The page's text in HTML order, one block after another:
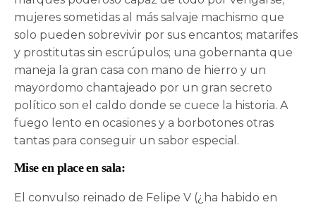
mujeres sometidas al más salvaje machismo que
solo pueden sobrevivir por sus encantos; matarifes
y prostitutas sin escrúpulos; una gobernanta que
maneja la gran casa con mano de hierro y un
mayordomo chantajeado por un gran secreto
político son el caldo donde se cuece la historia. A
fuego lento en ocasiones y a borbotones otras
tantas para conseguir un sabor especial.
Mise en place en sala:
El convulso reinado de Felipe V (¿ha habido en